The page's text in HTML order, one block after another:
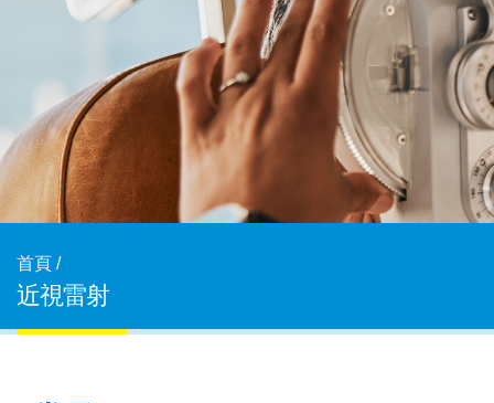
近視雷射
首頁 /